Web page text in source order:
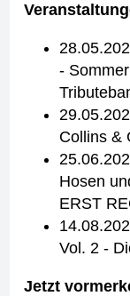
-
Collins &
Hosen
ERST
Vol. 2 -
Jetzt